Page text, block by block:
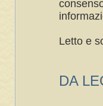
Letto e
DA